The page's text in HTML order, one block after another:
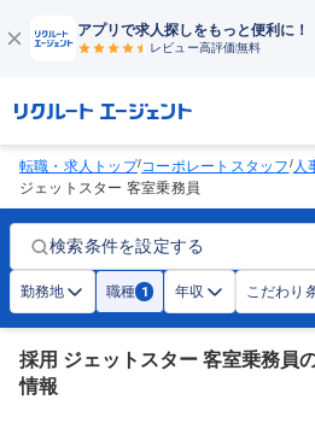
アプリで求人探しをもっと便利に！
レビュー高評価無料
転職・求人トップ/コーポレートスタッフ/人
ジェットスター 客室乗務員
検索条件を設定する
勤務地 職種 1 年収 こだわり
採用 ジェットスター 客室乗務員
情報